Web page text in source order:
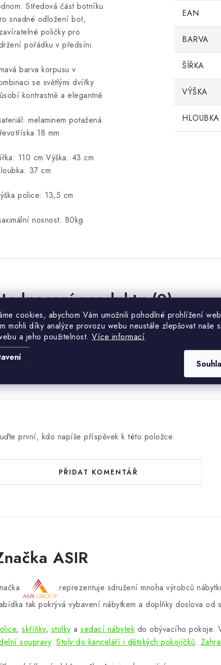
cookies, abychom Vám umožnili pohodlné prohlížení
mohli díky analýze provozu webu neustále zlepšovat naše
a jeho použitelnost. Více informací.
Středová část botníku
snadné odložení bot,
poličky pro
pořádku v předsíni.
barva korpusu v
se světlými dvířky
kontrastně a elegantně
melaminem potažená
18 mm
110 cm Výška: 43 cm
37 cm
police: 13,5 cm
nosnost: 80kg
EAN
BARVA
ŠÍŘKA
VÝŠKA
HLOUBKA
produktu (0)
první, kdo napíše příspěvek k této položce.
první, kdo napíše příspěvek k této položce.
PŘIDAT KOMENTÁŘ
ASIR
reprezentuje sdružení mnoha výrobců
tak pokrývá vybavení nábytkem a doplňky doslova od
, skříňky, stolky a sedací nábytek do obývacího pokoje.
soupravy. Stoly do kanceláří i dětských pokojíčků.